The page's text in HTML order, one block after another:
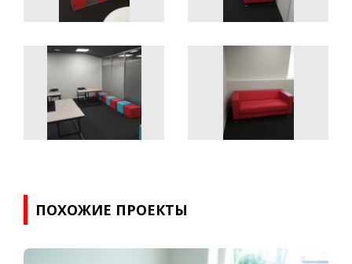
ПОХОЖИЕ ПРОЕКТЫ